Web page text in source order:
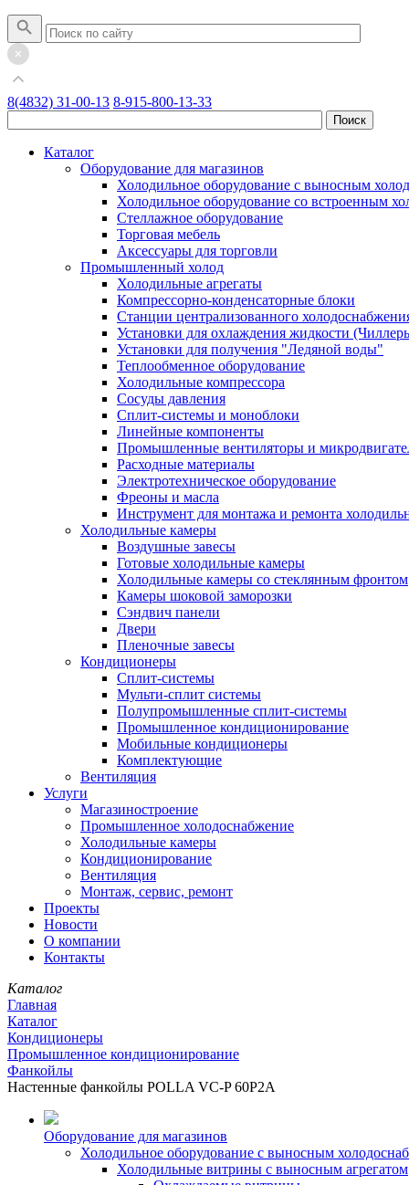
8(4832) 31-00-13 8-915-800-13-33
Каталог
Оборудование для магазинов
Холодильное оборудование с выносным
Холодильное оборудование со встроенным
Стеллажное оборудование
Торговая мебель
Аксессуары для торговли
Промышленный холод
Холодильные агрегаты
Компрессорно-конденсаторные блоки
Станции централизованного
Установки для охлаждения жидкости
Установки для получения "Ледяной воды"
Теплообменное оборудование
Холодильные компрессора
Сосуды давления
Cплит-системы и моноблоки
Линейные компоненты
Промышленные вентиляторы и
Расходные материалы
Электротехническое оборудование
Фреоны и масла
Инструмент для монтажа и ремонта
Холодильные камеры
Воздушные завесы
Готовые холодильные камеры
Холодильные камеры со стеклянным фронтом
Камеры шоковой заморозки
Сэндвич панели
Двери
Пленочные завесы
Кондиционеры
Сплит-системы
Мульти-сплит системы
Полупромышленные сплит-системы
Промышленное кондиционирование
Мобильные кондиционеры
Комплектующие
Вентиляция
Услуги
Магазиностроение
Промышленное холодоснабжение
Холодильные камеры
Кондиционирование
Вентиляция
Монтаж, сервис, ремонт
Проекты
Новости
О компании
Контакты
Каталог
Главная
Каталог
Кондиционеры
Промышленное кондиционирование
Фанкойлы
Настенные фанкойлы POLLA VC-P 60P2A
Оборудование для магазинов
Холодильное оборудование с выносным
Холодильные витрины с выносным агрегатом